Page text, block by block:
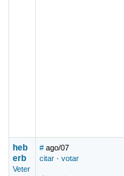
heb
erb
Veter
# ago/07
citar· votar